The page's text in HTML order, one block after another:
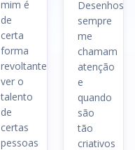
mim é
de
certa
forma
revoltante
ver o
talento
de
certas
pessoas
Desenhos
sempre
me
chamam
atenção
e
quando
são
tão
criativos